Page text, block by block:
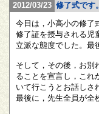
2012/03/23 修了式です
今日は，小高小の修了
修了証を授与される児
立派な態度でした。最
そして，その後，お別
ることを宣言し，これ
いて行こうとお話しさ
最後に，先生全員が全